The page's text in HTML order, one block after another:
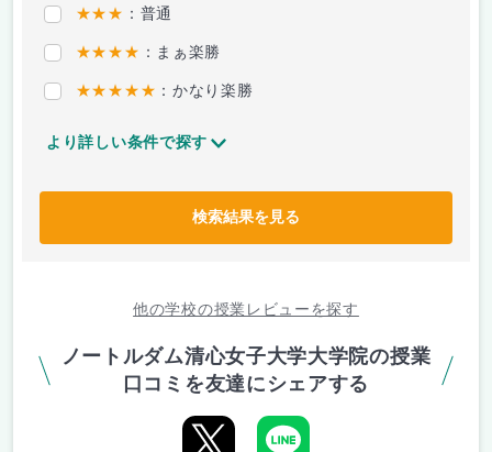
★★★ ：普通
★★★★ ：まぁ楽勝
★★★★★ ：かなり楽勝
より詳しい条件で探す
検索結果を見る
他の学校の授業レビューを探す
ノートルダム清心女子大学大学院の授業
口コミを友達にシェアする